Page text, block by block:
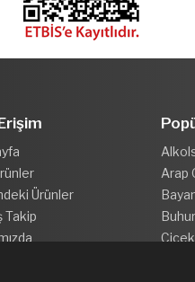
Ürünler
Takip
Arap
Çiçek